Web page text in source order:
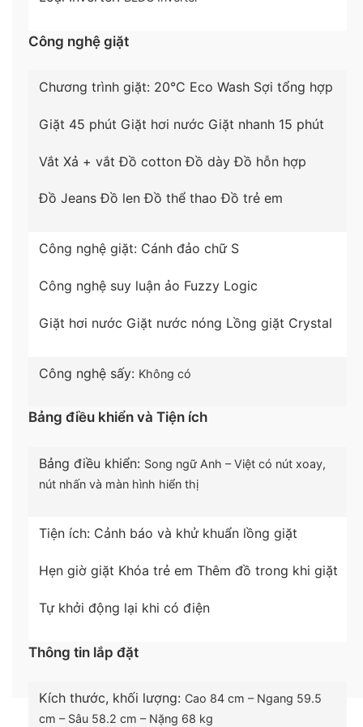
– Kiểu động cơ:động cơ không chổi than
Invertergiúp máy giặt vận hành êm ái, tiết kiệm
*Hình ảnh chỉ mang tính chất minh họa
Tiện ích
máy giặt hoàn thành 25 lần giặt sẽ gửi cảnh báo
cần vệ sinh đến người dùng và tự động vệ sinh lồng
Công nghệ giặt
Chương trình giặt: 20°C Eco Wash Sợi tổng hợp
Giặt 45 phút Giặt hơi nước Giặt nhanh 15 phút
Vắt Xả + vắt Đồ cotton Đồ dày Đồ hỗn hợp
Đồ Jeans Đồ len Đồ thể thao Đồ trẻ em
Công nghệ giặt: Cánh đảo chữ S
Công nghệ suy luận ảo Fuzzy Logic
Giặt hơi nước Giặt nước nóng Lồng giặt Crystal
Công nghệ sấy: Không có
Bảng điều khiển và Tiện ích
Bảng điều khiển: Song ngữ Anh – Việt có nút xoay,
nút nhấn và màn hình hiển thị
Tiện ích: Cảnh báo và khử khuẩn lồng giặt
Hẹn giờ giặt Khóa trẻ em Thêm đồ trong khi giặt
Tự khởi động lại khi có điện
Thông tin lắp đặt
Kích thước, khối lượng: Cao 84 cm – Ngang 59.5
cm – Sâu 58.2 cm – Nặng 68 kg